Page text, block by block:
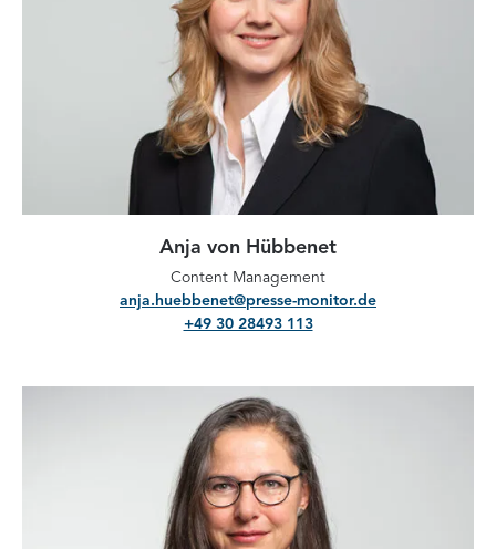
Anja von Hübbenet
Content Management
anja.huebbenet@presse-monitor.de
+49 30 28493 113